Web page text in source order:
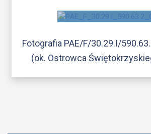
Fotografia PAE/F/30.29.I/
(ok. Ostrowca